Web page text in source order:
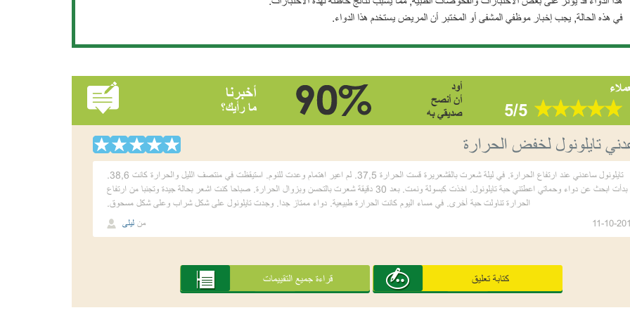
في هذه الحالة, يجب إخبار موظفي المشفى أو المختبر أن المريض يستخدم هذا الدواء.
5/5
أود
أن أنصح
صديقي به
أخبرنا
ما رأيك؟
تايلونول لخفض الحرارة
تايلونول ساعدني عند ارتفاع الحرارة. في ليلة شعرت بالقشعريرة قست الحرارة 37,5. لم اعير اهتمام وعدت للنوم. استيقظت في منتصف الليل والحرارة كانت 38,6.
بدأت ابحث عن دواء وحماتي اعطتني حبة تايلونول. اخذت كبسولة ونمت. بعد 30 دقيقة شعرت بالتحسن وبزوال الحرارة. صباحا كنت اشعر بحالة جيدة وتجنبا من ارتفاع
الحرارة تناولت حبة أخرى. في مساء اليوم كانت الحرارة طبيعية. دواء ممتاز جدا. وجدت تايلونول على شكل شراب وعلى شكل مسحوق.
من ليلى 11-10-
كتابة تعليق قراءة جميع التقييمات